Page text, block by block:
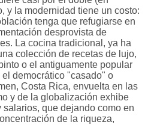
y la modernidad tiene un costo:
tenga que refugiarse en
desprovista de
La cocina tradicional, ya ha
colección de recetas de lujo,
o el antiguamente popular
democrático "casado" o
Costa Rica, envuelta en las
y de la globalización exhibe
que dejando como en
de la riqueza,